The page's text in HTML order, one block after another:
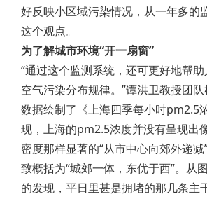
好反映小区域污染情况，从一年多的
这个观点。
为了解城市环境“开一扇窗”
“通过这个监测系统，还可更好地帮
空气污染分布规律。”谭洪卫教授团
数据绘制了《上海四季每小时pm2.5
现，上海的pm2.5浓度并没有呈现出
密度那样显著的“从市中心向郊外递
致概括为“城郊一体，东优于西”。从
的发现，平日里甚是拥堵的那几条主